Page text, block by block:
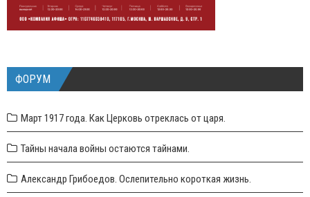
ФОРУМ
Март 1917 года. Как Церковь отреклась от царя.
Тайны начала войны остаются тайнами.
Александр Грибоедов. Ослепительно короткая жизнь.